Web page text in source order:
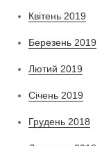
Квітень 2019
Березень 2019
Лютий 2019
Січень 2019
Грудень 2018